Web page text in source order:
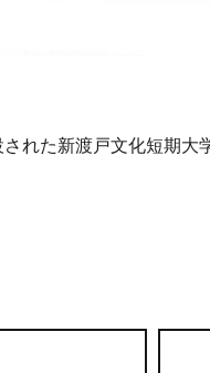
れた新渡戸文化短期大学